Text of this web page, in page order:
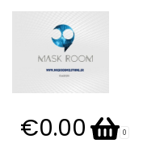
περιεχόμενο
€0.00 0
Καλάθι